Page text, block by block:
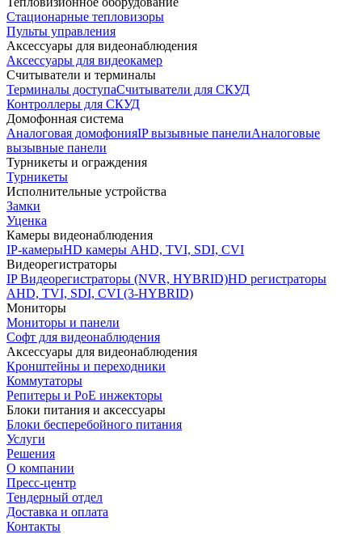
Стационарные тепловизоры
Пульты управления
Аксессуары для видеонаблюдения
Аксессуары для видеокамер
Считыватели и терминалы
Терминалы доступаСчитыватели для СКУД
Контроллеры для СКУД
Домофонная система
Аналоговая домофонияIP вызывные панелиАналоговые
вызывные панели
Турникеты и ограждения
Турникеты
Исполнительные устройства
Замки
Уценка
Камеры видеонаблюдения
IP-камерыHD камеры AHD, TVI, SDI, CVI
Видеорегистраторы
IP Видеорегистраторы (NVR, HYBRID)HD регистраторы
AHD, TVI, SDI, CVI (3-HYBRID)
Мониторы
Мониторы и панели
Софт для видеонаблюдения
Аксессуары для видеонаблюдения
Кронштейны и переходники
Коммутаторы
Репитеры и PoE инжекторы
Блоки питания и аксессуары
Блоки бесперебойного питания
Услуги
Решения
О компании
Пресс-центр
Тендерный отдел
Доставка и оплата
Контакты